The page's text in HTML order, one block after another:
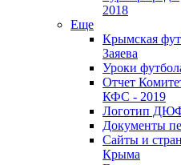
2018
Еще
Крымская
Заяева
Уроки
Отчет
КФС - 2019
Логотип
Документы
Сайты и
Крыма